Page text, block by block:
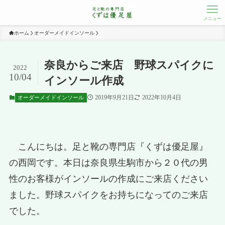
メニュー
ホーム オーダーメイドインソール
奈良からご来店 野球スパイクに
インソール作成
2022
10/04
オーダーメイドインソール 2019年9月21日 2022年10月4日
こんにちは。足と靴の専門店『くずは優足屋』
の西岡です。本日は奈良県生駒市から２０代の男
性のお客様がインソールの作成にご来店ください
ました。野球スパイクをお持ちになってのご来店
でした。